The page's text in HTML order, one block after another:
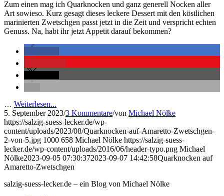
Zum einen mag ich Quarknocken und ganz generell Nocken aller
Art sowieso. Kurz gesagt dieses leckere Dessert mit den köstlichen
marinierten Zwetschgen passt jetzt in die Zeit und verspricht echten
Genuss. Na, habt ihr jetzt Appetit darauf bekommen?
… Weiterlesen...
5. September 2023/3 Kommentare/von Michael Nölke
https://salzig-suess-lecker.de/wp-
content/uploads/2023/08/Quarknocken-auf-Amaretto-Zwetschgen-
2-von-5.jpg 1000 658 Michael Nölke https://salzig-suess-
lecker.de/wp-content/uploads/2016/06/header-typo.png Michael
Nölke2023-09-05 07:30:372023-09-07 14:42:58Quarknocken auf
Amaretto-Zwetschgen
salzig-suess-lecker.de – ein Blog von Michael Nölke